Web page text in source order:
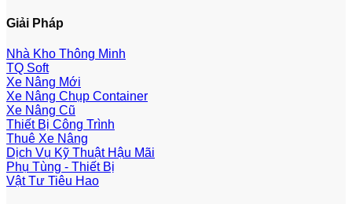
Giải Pháp
Nhà Kho Thông Minh
TQ Soft
Xe Nâng Mới
Xe Nâng Chụp Container
Xe Nâng Cũ
Thiết Bị Công Trình
Thuê Xe Nâng
Dịch Vụ Kỹ Thuật Hậu Mãi
Phụ Tùng - Thiết Bị
Vật Tư Tiêu Hao